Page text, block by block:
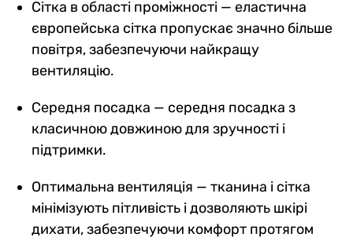
Сітка в області проміжності — еластична
європейська сітка пропускає значно більше
повітря, забезпечуючи найкращу
вентиляцію.
Середня посадка — середня посадка з
класичною довжиною для зручності і
підтримки.
Оптимальна вентиляція — тканина і сітка
мінімізують пітливість і дозволяють шкірі
дихати, забезпечуючи комфорт протягом